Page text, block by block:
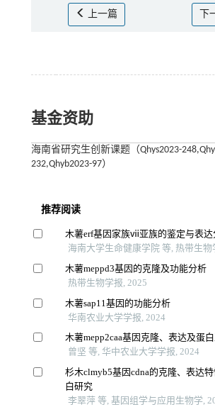
上一篇 下
基金资助
海南省研究生创新课题（Qhys2023-
232,Qhyb2023-97）